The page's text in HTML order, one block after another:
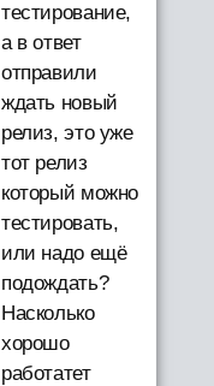
тестирование,
а в ответ
отправили
ждать новый
релиз, это уже
тот релиз
который можно
тестировать,
или надо ещё
подождать?
Насколько
хорошо
работатет